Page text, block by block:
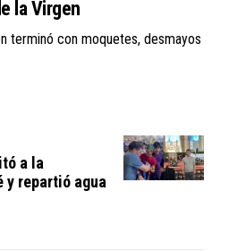
la Virgen
terminó con moquetes, desmayos
a la
y repartió agua